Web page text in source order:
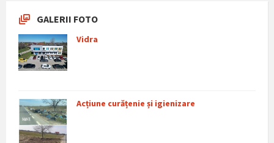
GALERII FOTO
Vidra
Acțiune curățenie și igienizare